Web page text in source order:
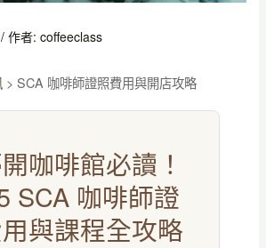
/ 作者: coffeeclass
> SCA 咖啡師證照費用與開店攻略
咖啡館必讀！
SCA 咖啡師證
與課程全攻略